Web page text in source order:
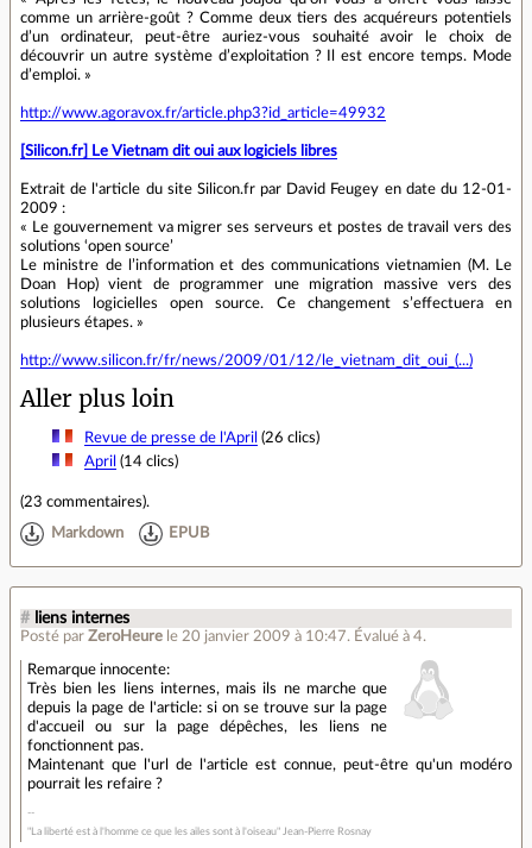
comme un arrière-goût ? Comme deux tiers des acquéreurs potentiels
d’un ordinateur, peut-être auriez-vous souhaité avoir le choix de
découvrir un autre système d’exploitation ? Il est encore temps. Mode
d’emploi. »
http://www.agoravox.fr/article.php3?id_article=49932
[Silicon.fr] Le Vietnam dit oui aux logiciels libres
Extrait de l'article du site Silicon.fr par David Feugey en date du 12-01-
2009 :
« Le gouvernement va migrer ses serveurs et postes de travail vers des
solutions ‘open source’
Le ministre de l’information et des communications vietnamien (M. Le
Doan Hop) vient de programmer une migration massive vers des
solutions logicielles open source. Ce changement s’effectuera en
plusieurs étapes. »
http://www.silicon.fr/fr/news/2009/01/12/le_vietnam_dit_oui_(...)
Aller plus loin
Revue de presse de l'April (26 clics)
April (14 clics)
(23 commentaires).
Markdown EPUB
# liens internes
Posté par ZeroHeure le 20 janvier 2009 à 10:47. Évalué à 4.
Remarque innocente:
Très bien les liens internes, mais ils ne marche que
depuis la page de l'article: si on se trouve sur la page
d'accueil ou sur la page dépêches, les liens ne
fonctionnent pas.
Maintenant que l'url de l'article est connue, peut-être qu'un modéro
pourrait les refaire ?
"La liberté est à l'homme ce que les ailes sont à l'oiseau" Jean-Pierre Rosnay